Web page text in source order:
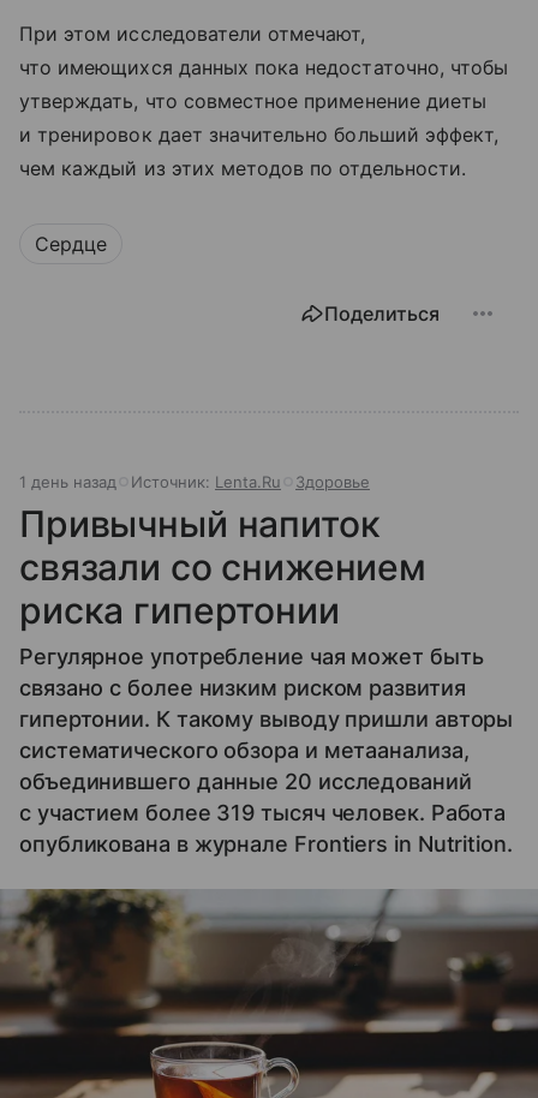
При этом исследователи отмечают,
что имеющихся данных пока недостаточно, чтобы
утверждать, что совместное применение диеты
и тренировок дает значительно больший эффект,
чем каждый из этих методов по отдельности.
Сердце
Поделиться
1 день назад Источник: Lenta.Ru Здоровье
Привычный напиток
связали со снижением
риска гипертонии
Регулярное употребление чая может быть
связано с более низким риском развития
гипертонии. К такому выводу пришли авторы
систематического обзора и метаанализа,
объединившего данные 20 исследований
с участием более 319 тысяч человек. Работа
опубликована в журнале Frontiers in Nutrition.